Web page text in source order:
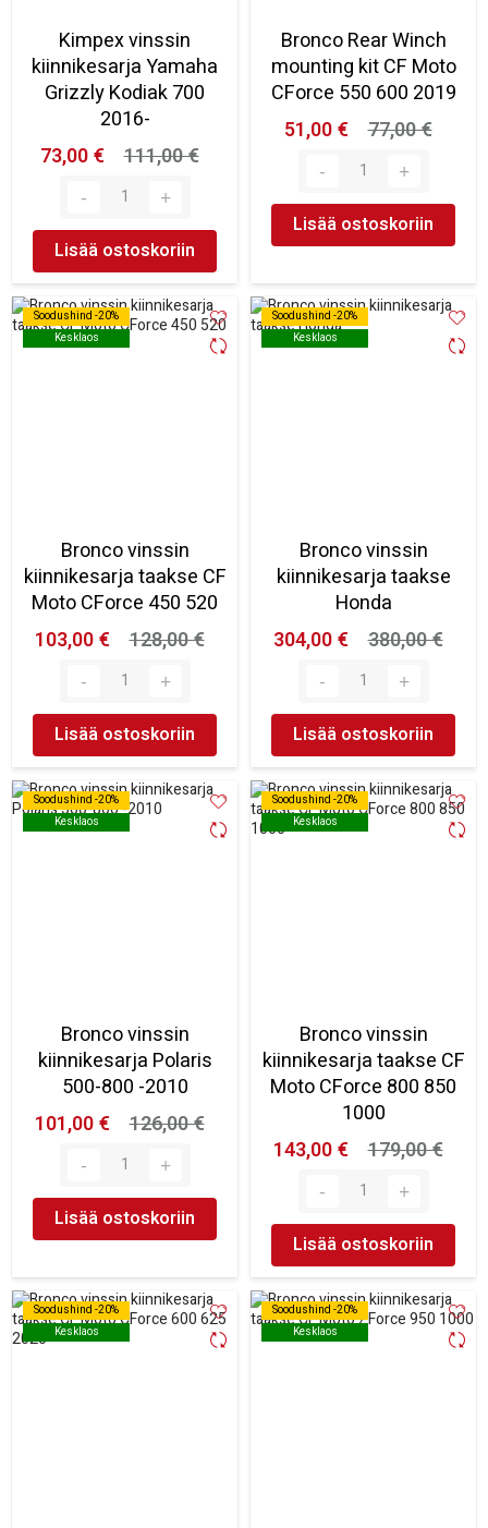
Kimpex vinssin
kiinnikesarja Yamaha
Grizzly Kodiak 700
2016-
73,00 €
111,00 €
Lisää ostoskoriin
Bronco Rear Winch
mounting kit CF Moto
CForce 550 600 2019
51,00 €
77,00 €
Lisää ostoskoriin
Soodushind -20%
Kesklaos
Soodushind -20%
Kesklaos
Bronco vinssin
kiinnikesarja taakse CF
Moto CForce 450 520
103,00 €
128,00 €
Lisää ostoskoriin
Soodushind -20%
Kesklaos
Soodushind -20%
Kesklaos
Bronco vinssin
kiinnikesarja taakse
Honda
304,00 €
380,00 €
Lisää ostoskoriin
Soodushind -20%
Kesklaos
Soodushind -20%
Kesklaos
Bronco vinssin
kiinnikesarja Polaris
500-800 -2010
101,00 €
126,00 €
Lisää ostoskoriin
Soodushind -20%
Kesklaos
Soodushind -20%
Kesklaos
Bronco vinssin
kiinnikesarja taakse CF
Moto CForce 800 850
1000
143,00 €
179,00 €
Lisää ostoskoriin
Soodushind -20%
Kesklaos
Soodushind -20%
Kesklaos
Soodushind -20%
Kesklaos
Soodushind -20%
Kesklaos